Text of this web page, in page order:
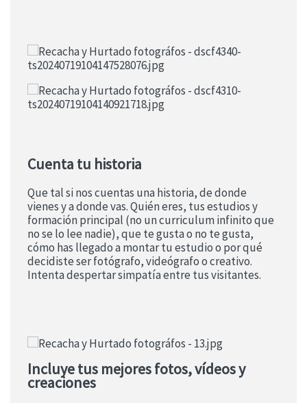
Cuenta tu historia
Que tal si nos cuentas una historia, de donde
vienes y a donde vas. Quién eres, tus estudios y
formación principal (no un curriculum infinito que
no se lo lee nadie), que te gusta o no te gusta,
cómo has llegado a montar tu estudio o por qué
decidiste ser fotógrafo, videógrafo o creativo.
Intenta despertar simpatía entre tus visitantes.
Incluye tus mejores fotos, vídeos y
creaciones